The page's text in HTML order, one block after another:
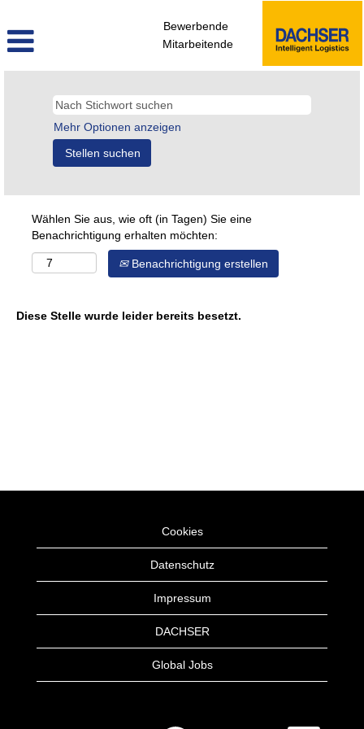
Bewerbende
Mitarbeitende
Mehr Optionen anzeigen
Wählen Sie aus, wie oft (in Tagen) Sie eine
Benachrichtigung erhalten möchten:
Benachrichtigung erstellen
Diese Stelle wurde leider bereits besetzt.
Cookies
Datenschutz
Impressum
DACHSER
Global Jobs